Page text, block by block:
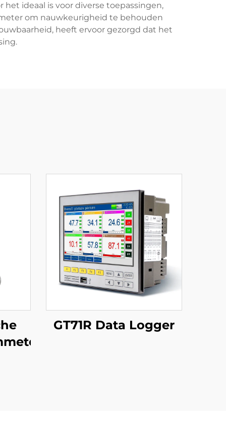
ideaal is voor diverse toepassingen,
om nauwkeurigheid te behouden
heeft ervoor gezorgd dat het
GT71R Data Logger